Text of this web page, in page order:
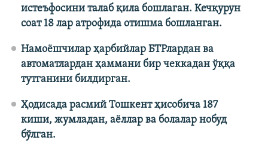
истеъфосини талаб қила бошлаган. Кечқурун
соат 18 лар атрофида отишма бошланган.
Намоёшчилар ҳарбийлар БТРлардан ва
автоматлардан ҳаммани бир чеккадан ўққа
тутганини билдирган.​
Ҳодисада расмий Тошкент ҳисобича 187
киши, жумладан, аёллар ва болалар нобуд
бўлган.